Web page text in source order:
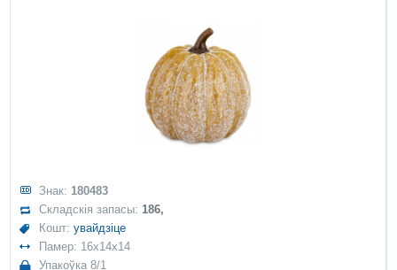
Знак: 180483
Складскія запасы:186,
Кошт:увайдзіце
Памер: 16x14x14
Упакоўка 8/1